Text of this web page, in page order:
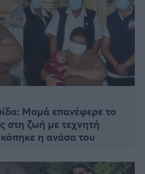
Μαμά επανέφερε το
στη ζωή με τεχνητή
η ανάσα του